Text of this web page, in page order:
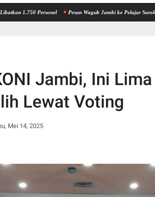
Personel Pesan Wagub Jambi ke Pelajar Sarolangun,
Jambi, Ini
Lewat Voting
Mei 14, 2025